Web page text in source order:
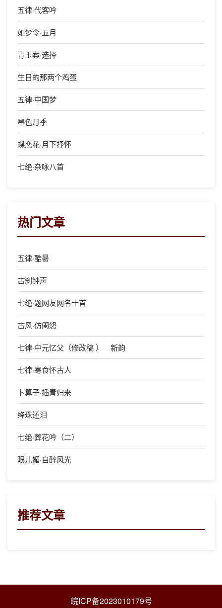
五律·代客吟
如梦令·五月
青玉案·选择
生日的那两个鸡蛋
五律·中国梦
墨色月季
蝶恋花·月下抒怀
七绝·杂咏八首
热门文章
五律·酷暑
古刹钟声
七绝·题网友网名十首
古风·仿闺怨
七律·中元忆父（修改稿 ） 新韵
七律·寒食怀古人
卜算子·插青归来
绛珠还泪
七绝·葬花吟（二）
眼儿媚·自醉风光
推荐文章
皖ICP备2023010179号